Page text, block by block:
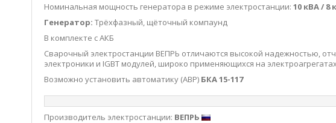
Номинальная мощность генератора в режиме электростанции: 10 кВА / 8
Генератор: Трёхфазный, щёточный компаунд
В комплекте с АКБ
Сварочный электростанции ВЕПРЬ отличаются высокой надежностью,
электроники и IGBT модулей, широко применяющихся на
Возможно установить автоматику (АВР) БКА 15-117
Производитель электростанции: ВЕПРЬ